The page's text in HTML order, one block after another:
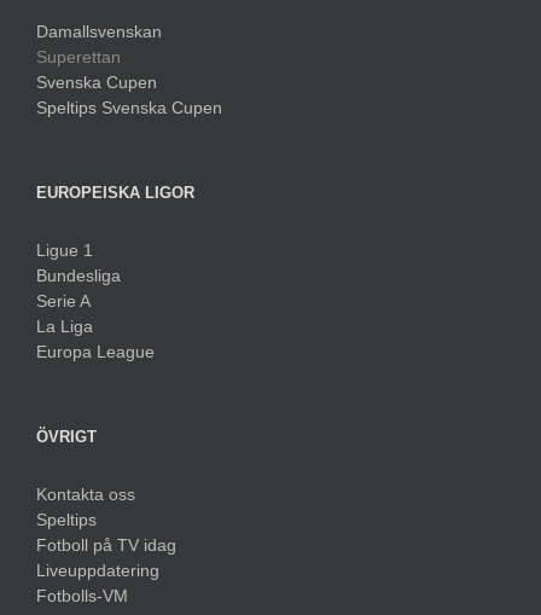
Damallsvenskan
Superettan
Svenska Cupen
Speltips Svenska Cupen
EUROPEISKA LIGOR
Ligue 1
Bundesliga
Serie A
La Liga
Europa League
ÖVRIGT
Kontakta oss
Speltips
Fotboll på TV idag
Liveuppdatering
Fotbolls-VM